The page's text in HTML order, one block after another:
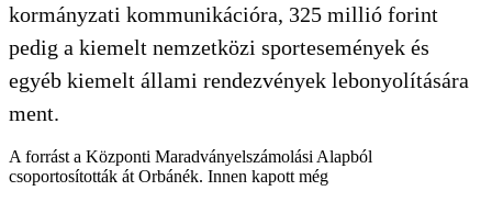
kormányzati kommunikációra, 325 millió forint
pedig a kiemelt nemzetközi sportesemények és
egyéb kiemelt állami rendezvények lebonyolítására
ment.
A forrást a Központi Maradványelszámolási Alapból
csoportosították át Orbánék. Innen kapott még